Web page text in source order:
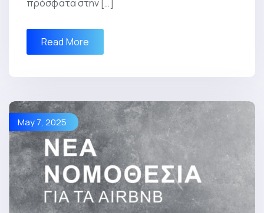
πρόσφατα στην […]
Read More
May 7, 2025